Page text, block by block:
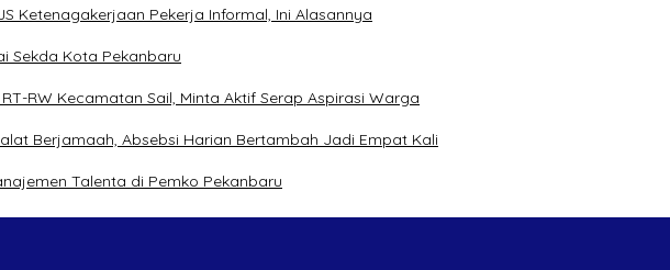
Ketenagakerjaan Pekerja Informal, Ini Alasannya
Sekda Kota Pekanbaru
RW Kecamatan Sail, Minta Aktif Serap Aspirasi Warga
Berjamaah, Absebsi Harian Bertambah Jadi Empat Kali
Talenta di Pemko Pekanbaru